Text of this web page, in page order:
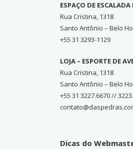
ESPAÇO DE ESCALADA
Rua Cristina, 1318
Santo Antônio – Belo
+55 31 3293-1129
LOJA – ESPORTE DE
Rua Cristina, 1318
Santo Antônio – Belo
+55 31 3227.6670 //
Dicas do